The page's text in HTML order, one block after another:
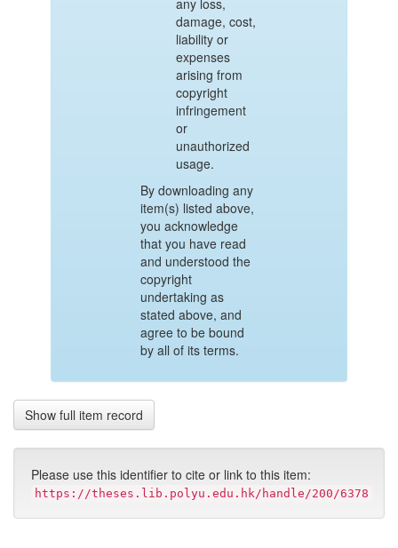
any loss,
damage, cost,
liability or
expenses
arising from
copyright
infringement
or
unauthorized
usage.
By downloading any
item(s) listed above,
you acknowledge
that you have read
and understood the
copyright
undertaking as
stated above, and
agree to be bound
by all of its terms.
Show full item record
Please use this identifier to cite or link to this item:
https://theses.lib.polyu.edu.hk/handle/200/6378